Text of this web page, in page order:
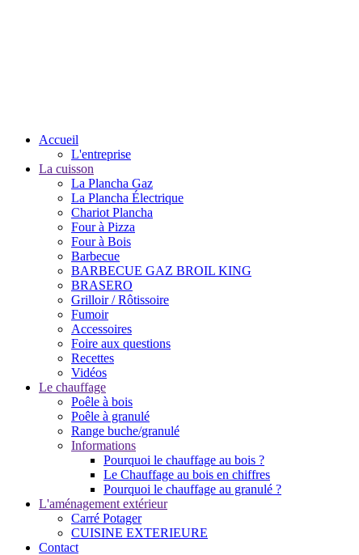
Accueil
L'entreprise
La cuisson
La Plancha Gaz
La Plancha Électrique
Chariot Plancha
Four à Pizza
Four à Bois
Barbecue
BARBECUE GAZ BROIL KING
BRASERO
Grilloir / Rôtissoire
Fumoir
Accessoires
Foire aux questions
Recettes
Vidéos
Le chauffage
Poêle à bois
Poêle à granulé
Range buche/granulé
Informations
Pourquoi le chauffage au bois ?
Le Chauffage au bois en chiffres
Pourquoi le chauffage au granulé ?
L'aménagement extérieur
Carré Potager
CUISINE EXTERIEURE
Contact